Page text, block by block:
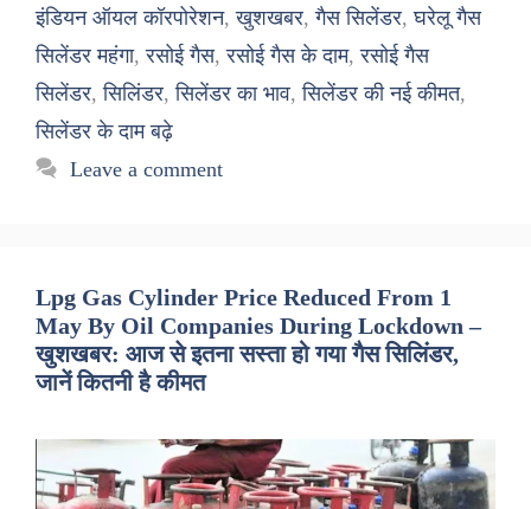
इंडियन ऑयल कॉरपोरेशन,खुशखबर,गैस सिलेंडर,घरेलू गैस
सिलेंडर महंगा,रसोई गैस,रसोई गैस के दाम,रसोई गैस
सिलेंडर,सिलिंडर,सिलेंडर का भाव,सिलेंडर की नई कीमत,
सिलेंडर के दाम बढ़े
Leave a comment
Lpg Gas Cylinder Price Reduced From 1
May By Oil Companies During Lockdown –
खुशखबर: आज से इतना सस्ता हो गया गैस सिलिंडर,
जानें कितनी है कीमत